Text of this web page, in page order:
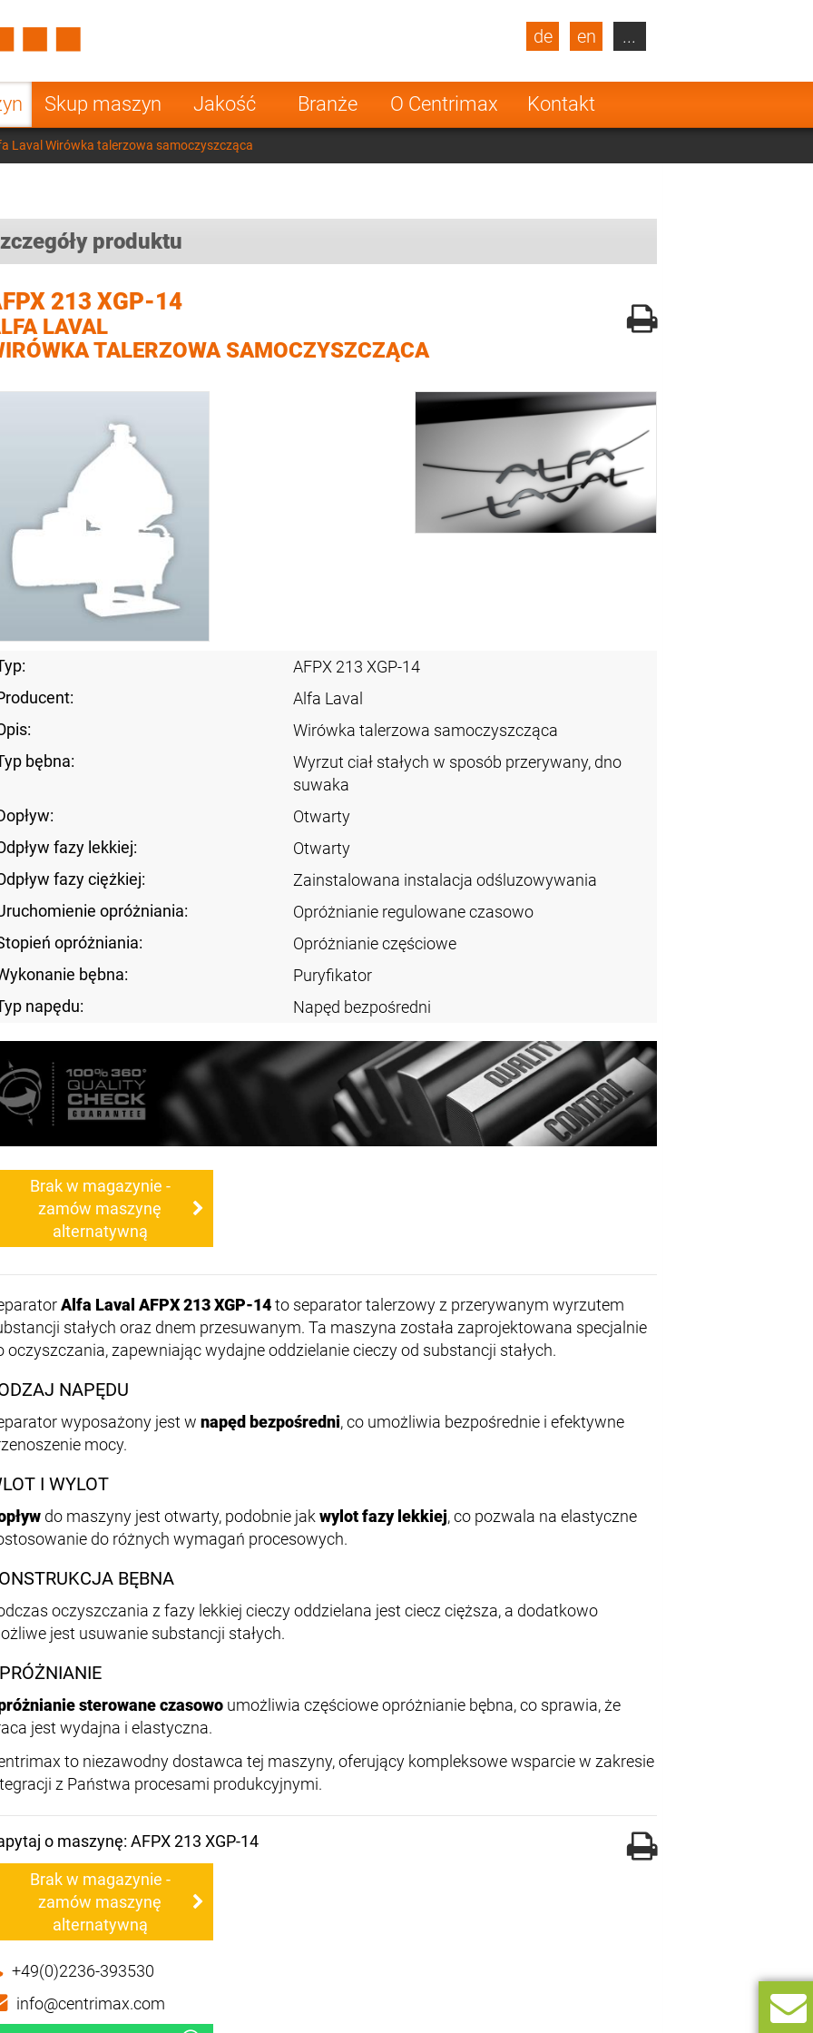
Skup maszyn Jakość Branże O Centrimax Kontakt
de en
Turkey
Poland Norway
Netherlands
...
Laval Wirówka talerzowa samoczyszcząca
produktu
213 XGP-14
LAVAL
TALERZOWA SAMOCZYSZCZĄCA
AFPX 213 XGP-14
Alfa Laval
Wirówka talerzowa samoczyszcząca
bębna:
Wyrzut ciał stałych w sposób przerywany, dno
suwaka
Otwarty
fazy lekkiej:
Otwarty
fazy ciężkiej:
Zainstalowana instalacja odśluzowywania
opróżniania:
Opróżnianie regulowane czasowo
opróżniania:
Opróżnianie częściowe
bębna:
Puryfikator
napędu:
Napęd bezpośredni
Brak w magazynie -
zamów maszynę
alternatywną
Alfa Laval AFPX 213 XGP-14to separator talerzowy z przerywanym wyrzutem
stałych oraz dnem przesuwanym. Ta maszyna została zaprojektowana specjalnie
oczyszczania, zapewniając wydajne oddzielanie cieczy od substancji stałych.
NAPĘDU
wyposażony jest w napęd bezpośredni, co umożliwia bezpośrednie i efektywne
mocy.
I WYLOT
do maszyny jest otwarty, podobnie jakwylot fazy lekkiej, co pozwala na elastyczne
do różnych wymagań procesowych.
BĘBNA
oczyszczania z fazy lekkiej cieczy oddzielana jest ciecz cięższa, a dodatkowo
jest usuwanie substancji stałych.
sterowane czasowo umożliwia częściowe opróżnianie bębna, co sprawia, że
jest wydajna i elastyczna.
to niezawodny dostawca tej maszyny, oferujący kompleksowe wsparcie w zakresie
z Państwa procesami produkcyjnymi.
o maszynę: AFPX 213 XGP-14
Brak w magazynie -
zamów maszynę
alternatywną
+49(0)2236-393530
info@centrimax.com